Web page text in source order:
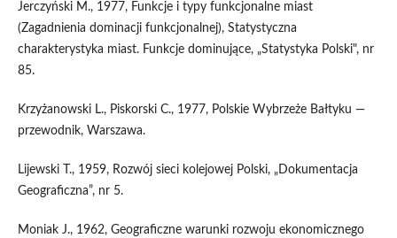
Jerczyński M., 1977, Funkcje i typy funkcjonalne miast
(Zagadnienia dominacji funkcjonalnej), Statystyczna
charakterystyka miast. Funkcje dominujące, „Statystyka Polski", nr
85.
Krzyżanowski L., Piskorski C., 1977, Polskie Wybrzeże Bałtyku —
przewodnik, Warszawa.
Lijewski T., 1959, Rozwój sieci kolejowej Polski, „Dokumentacja
Geograficzna”, nr 5.
Moniak J., 1962, Geograficzne warunki rozwoju ekonomicznego